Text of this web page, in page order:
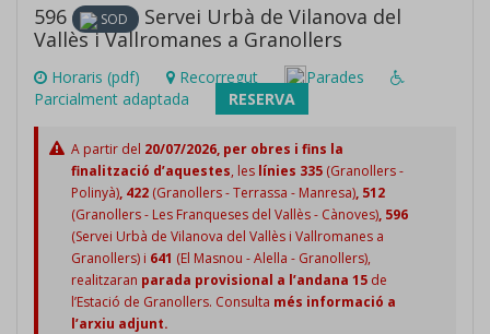
596 SOD
Servei Urbà de Vilanova del
Vallès i Vallromanes a Granollers
Horaris (pdf) Recorregut
Parades
Parcialment adaptada
RESERVA
A partir del 20/07/2026, per obres i fins la
finalització d’aquestes, les línies 335 (Granollers -
Polinyà), 422 (Granollers - Terrassa - Manresa), 512
(Granollers - Les Franqueses del Vallès - Cànoves), 596
(Servei Urbà de Vilanova del Vallès i Vallromanes a
Granollers) i 641 (El Masnou - Alella - Granollers),
realitzaran parada provisional a l’andana 15 de
l’Estació de Granollers. Consulta més informació a
l’arxiu adjunt.